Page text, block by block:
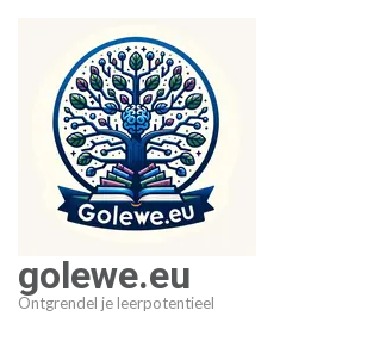
inhoud
golewe.eu
Ontgrendel je leerpotentieel